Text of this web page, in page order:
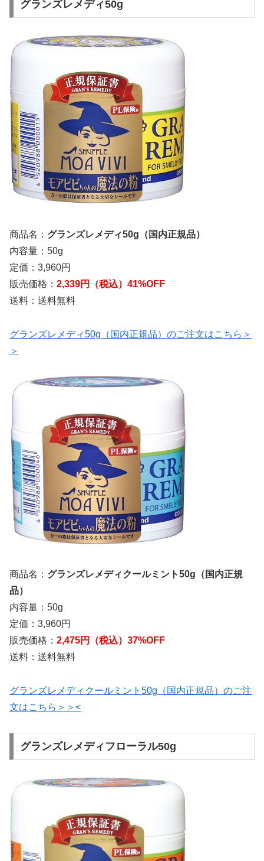
グランズレメディ50g
商品名： グランズレメディ50g（国内正規品）
内容量：50g
定価：3,960円
販売価格： 2,339円（税込）41%OFF
送料：送料無料
グランズレメディ50g（国内正規品）のご注文はこちら＞
＞
商品名： グランズレメディクールミント50g（国内正規
品）
内容量：50g
定価：3,960円
販売価格： 2,475円（税込） 37%OFF
送料：送料無料
グランズレメディクールミント50g（国内正規品）のご注
文はこちら＞＞<
グランズレメディフローラル50g